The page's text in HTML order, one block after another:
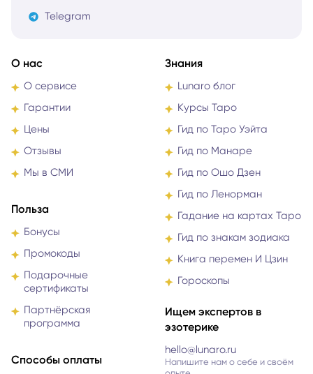
Telegram
О нас
О сервисе
Гарантии
Цены
Отзывы
Мы в СМИ
Польза
Бонусы
Промокоды
Подарочные
сертификаты
Партнёрская
программа
Способы оплаты
Знания
Lunaro блог
Курсы Таро
Гид по Таро Уэйта
Гид по Манаре
Гид по Ошо Дзен
Гид по Ленорман
Гадание на картах Таро
Гид по знакам зодиака
Книга перемен И Цзин
Гороскопы
Ищем экспертов в
эзотерике
hello@lunaro.ru
Напишите нам о себе и своём